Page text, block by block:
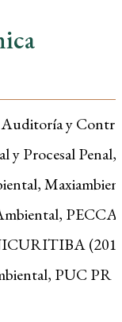
Auditoría y
y Procesal
PUC PR